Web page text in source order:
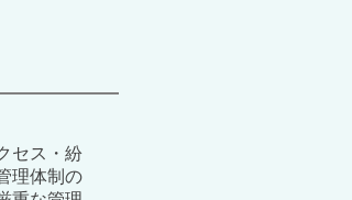
セス・紛
理体制の